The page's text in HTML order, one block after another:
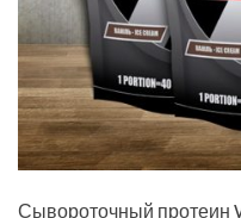
Сывороточный протеин